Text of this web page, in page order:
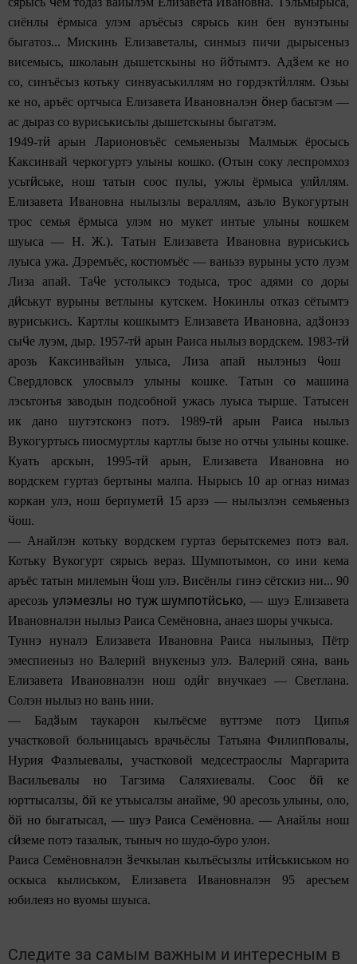
сиёнлы ёрмыса улэм аръёсыз сярысь кин бен вунэтыны
быгатоз... Мискинь Елизаветалы, синмыз пичи дырысеныз
висемысь, школаын дышетскыны но йӧтымтэ. Адӟем ке но
со, синъёсыз котьку синвуаськиллям но гордэктӥллям. Озьы
ке но, аръёс ортчыса Елизавета Ивановналэн ӧнер басьтэм —
ас дыраз со вуриськисьлы дышетскыны быгатэм.
1949-тӥ арын Ларионовъёс семьяенызы Малмыж ёросысь
Каксинвай черкогуртэ улыны кошко. (Отын соку леспромхоз
усьтӥське, нош татын соос пулы, ужлы ёрмыса улӥллям.
Елизавета Ивановна нылызлы вераллям, азьло Вукогуртын
трос семья ёрмыса улэм но мукет интые улыны кошкем
шуыса — Н. Ж.). Татын Елизавета Ивановна вуриськись
луыса ужа. Дэремъёс, костюмъёс — ваньзэ вурыны усто луэм
Лиза апай. Таӵе устолыксэ тодыса, трос адями со доры
дӥськут вурыны ветлыны кутскем. Нокинлы отказ сётымтэ
вуриськись. Картлы кошкымтэ Елизавета Ивановна, адӟонэз
сыӵе луэм, дыр. 1957-тӥ арын Раиса нылыз вордскем. 1983-тӥ
арозь Каксинвайын улыса, Лиза апай нылэныз ӵош
Свердловск улосвылэ улыны кошке. Татын со машина
лэсьтонъя заводын подсобной ужась луыса тырше. Татысен
ик дано шутэтсконэ потэ. 1989-тӥ арын Раиса нылыз
Вукогуртысь пиосмуртлы картлы бызе но отчы улыны кошке.
Куать арскын, 1995-тӥ арын, Елизавета Ивановна но
вордскем гуртаз бертыны малпа. Нырысь 10 ар огназ нимаз
коркан улэ, нош берпуметӥ 15 арзэ — нылызлэн семьяеныз
ӵош.
— Анайлэн котьку вордскем гуртаз берытскемез потэ вал.
Котьку Вукогурт сярысь вераз. Шумпотымон, со ини кема
аръёс татын милемын ӵош улэ. Висёнлы гинэ сётскиз ни... 90
аресозь улэмезлы но туж шумпотӥсько,— шуэ Елизавета
Ивановналэн нылыз Раиса Семёновна, анаез шоры учкыса.
Туннэ нуналэ Елизавета Ивановна Раиса нылыныз, Пётр
эмеспиеныз но Валерий внукеныз улэ. Валерий сяна, вань
Елизавета Ивановналэн нош одӥг внучкаез — Светлана.
Солэн нылыз но вань ини.
— Бадӟым таукарон кылъёсме вуттэме потэ Ципья
участковой больницаысь врачьёслы Татьяна Филипповалы,
Нурия Фазлыевалы, участковой медсестраослы Маргарита
Васильевалы но Тагзима Саляхиевалы. Соос ӧй ке
юрттысалзы, ӧй ке утьысалзы анайме, 90 аресозь улыны, оло,
ӧй но быгатысал, — шуэ Раиса Семёновна. — Анайлы нош
сӥземе потэ тазалык, тыныч но шудо-буро улон.
Раиса Семёновналэн ӟечкылан кылъёсызлы итӥськиськом но
оскыса кылиськом, Елизавета Ивановналэн 95 аресъем
юбилеяз но вуомы шуыса.
Следите за самым важным и интересным в